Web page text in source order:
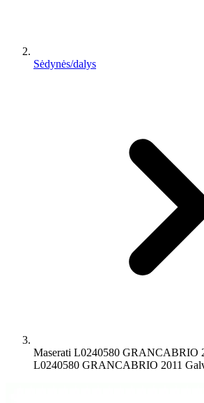
Sėdynės/dalys
Maserati L0240580 GRANCABRIO
L0240580 GRANCABRIO 2011